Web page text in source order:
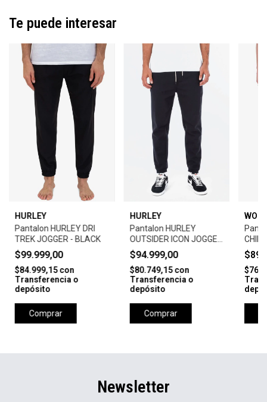
Te puede interesar
HURLEY
Pantalon HURLEY DRI
TREK JOGGER - BLACK
$99.999,00
$84.999,15con
Transferencia o
depósito
Comprar
HURLEY
Pantalon HURLEY
OUTSIDER ICON JOGGER
- BLACK
$94.999,00
$80.749,15con
Transferencia o
depósito
Comprar
Newsletter